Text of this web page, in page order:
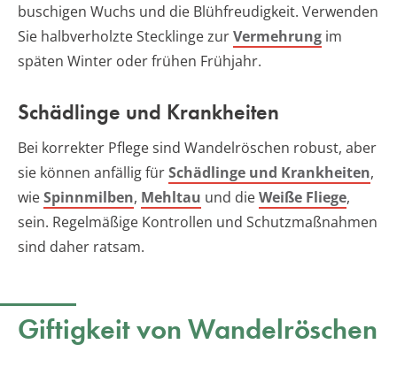
buschigen Wuchs und die Blühfreudigkeit. Verwenden
Sie halbverholzte Stecklinge zurVermehrung im
späten Winter oder frühen Frühjahr.
Schädlinge und Krankheiten
Bei korrekter Pflege sind Wandelröschen robust, aber
sie können anfällig fürSchädlinge und Krankheiten,
wieSpinnmilben, Mehltau und dieWeiße Fliege,
sein. Regelmäßige Kontrollen und Schutzmaßnahmen
sind daher ratsam.
Giftigkeit von Wandelröschen